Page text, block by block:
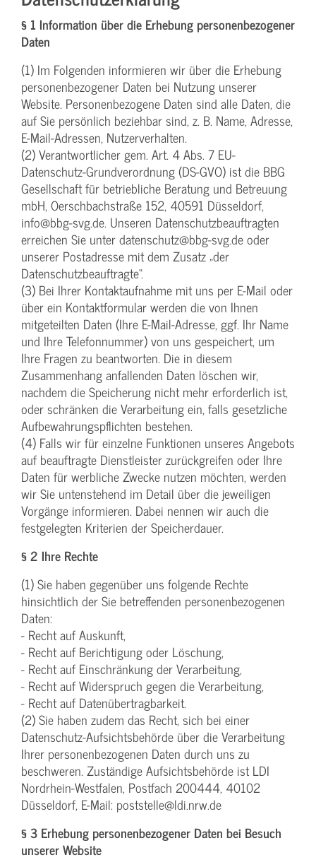
§ 1 Information über die Erhebung personenbezogener
Daten
(1) Im Folgenden informieren wir über die Erhebung
personenbezogener Daten bei Nutzung unserer
Website. Personenbezogene Daten sind alle Daten, die
auf Sie persönlich beziehbar sind, z. B. Name, Adresse,
E-Mail-Adressen, Nutzerverhalten.
(2) Verantwortlicher gem. Art. 4 Abs. 7 EU-
Datenschutz-Grundverordnung (DS-GVO) ist die BBG
Gesellschaft für betriebliche Beratung und Betreuung
mbH, Oerschbachstraße 152, 40591 Düsseldorf,
info@bbg-svg.de. Unseren Datenschutzbeauftragten
erreichen Sie unter datenschutz@bbg-svg.de oder
unserer Postadresse mit dem Zusatz „der
Datenschutzbeauftragte“.
(3) Bei Ihrer Kontaktaufnahme mit uns per E-Mail oder
über ein Kontaktformular werden die von Ihnen
mitgeteilten Daten (Ihre E-Mail-Adresse, ggf. Ihr Name
und Ihre Telefonnummer) von uns gespeichert, um
Ihre Fragen zu beantworten. Die in diesem
Zusammenhang anfallenden Daten löschen wir,
nachdem die Speicherung nicht mehr erforderlich ist,
oder schränken die Verarbeitung ein, falls gesetzliche
Aufbewahrungspflichten bestehen.
(4) Falls wir für einzelne Funktionen unseres Angebots
auf beauftragte Dienstleister zurückgreifen oder Ihre
Daten für werbliche Zwecke nutzen möchten, werden
wir Sie untenstehend im Detail über die jeweiligen
Vorgänge informieren. Dabei nennen wir auch die
festgelegten Kriterien der Speicherdauer.
§ 2 Ihre Rechte
(1) Sie haben gegenüber uns folgende Rechte
hinsichtlich der Sie betreffenden personenbezogenen
Daten:
- Recht auf Auskunft,
- Recht auf Berichtigung oder Löschung,
- Recht auf Einschränkung der Verarbeitung,
- Recht auf Widerspruch gegen die Verarbeitung,
- Recht auf Datenübertragbarkeit.
(2) Sie haben zudem das Recht, sich bei einer
Datenschutz-Aufsichtsbehörde über die Verarbeitung
Ihrer personenbezogenen Daten durch uns zu
beschweren. Zuständige Aufsichtsbehörde ist LDI
Nordrhein-Westfalen, Postfach 200444, 40102
Düsseldorf, E-Mail: poststelle@ldi.nrw.de
§ 3 Erhebung personenbezogener Daten bei Besuch
unserer Website